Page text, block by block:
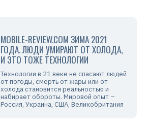
MOBILE-REVIEW.COM ЗИМА 2021
ГОДА. ЛЮДИ УМИРАЮТ ОТ ХОЛОДА,
И ЭТО ТОЖЕ ТЕХНОЛОГИИ
Технологии в 21 веке не спасают людей
от погоды, смерть от жары или от
холода становится реальностью и
набирает обороты. Мировой опыт –
Россия, Украина, США, Великобритания